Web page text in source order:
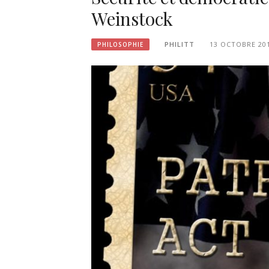
Weinstock
PHILOSOPHIE PHILITT 13 OCTOBRE